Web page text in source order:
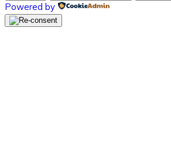
Powered by